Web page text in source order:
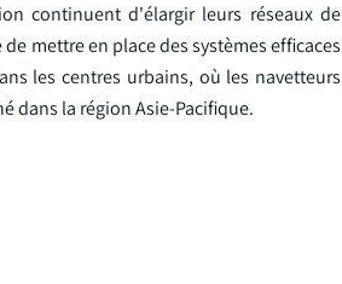
continuent d'élargir leurs réseaux de
mettre en place des systèmes efficaces
les centres urbains, où les navetteurs
dans la région Asie-Pacifique.